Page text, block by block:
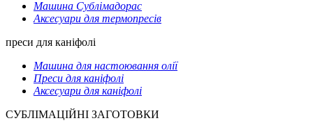
Машина Сублімадорас
Аксесуари для термопресів
преси для каніфолі
Машина для настоювання олії
Преси для каніфолі
Аксесуари для каніфолі
СУБЛІМАЦІЙНІ ЗАГОТОВКИ